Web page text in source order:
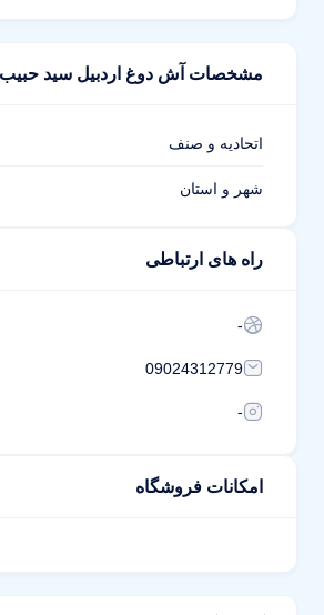
مشخصات آش دوغ اردبیل سید حبیب
اتحادیه و صنف
شهر و استان
راه های ارتباطی
-
09024312779
-
امکانات فروشگاه